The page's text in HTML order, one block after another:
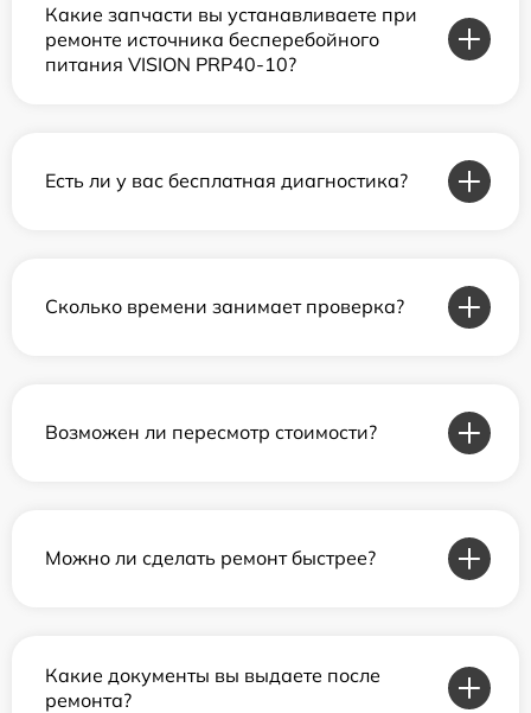
Какие запчасти вы устанавливаете при
ремонте источника бесперебойного
питания VISION PRP40-10?
Есть ли у вас бесплатная диагностика?
Сколько времени занимает проверка?
Возможен ли пересмотр стоимости?
Можно ли сделать ремонт быстрее?
Какие документы вы выдаете после
ремонта?